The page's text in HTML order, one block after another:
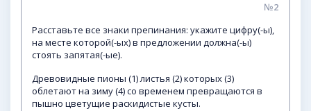
№2
Расставьте все знаки препинания: укажите цифру(-ы),
на месте которой(-ых) в предложении должна(-ы)
стоять запятая(-ые).
Древовидные пионы (1) листья (2) которых (3)
облетают на зиму (4) со временем превращаются в
пышно цветущие раскидистые кусты.